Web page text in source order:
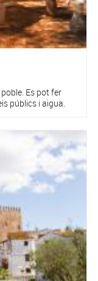
Es pot fer
públics i aigua.